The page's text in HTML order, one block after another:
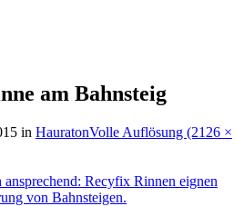
am Bahnsteig
in HauratonVolle Auflösung (2126 ×